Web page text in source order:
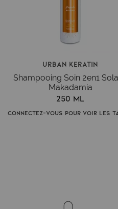
Urban Keratin
Shampooing Soin 2en1
Makadamia
250 ml
Connectez-vous pour voir les